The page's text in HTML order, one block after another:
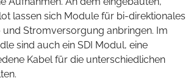
lassen sich Module für bi-direktionales
Stromversorgung anbringen. Im
sind auch ein SDI Modul, eine
Kabel für die unterschiedlichen